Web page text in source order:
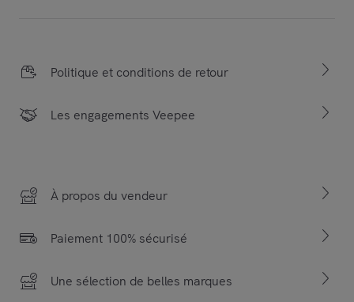
Politique et conditions de retour
Les engagements Veepee
À propos du vendeur
Paiement 100% sécurisé
Une sélection de belles marques